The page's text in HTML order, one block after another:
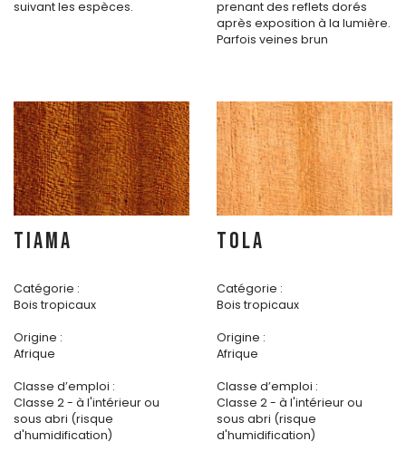
suivant les espèces.
prenant des reflets dorés
après exposition à la lumière.
Parfois veines brun
TIAMA
Catégorie :
Bois tropicaux
Origine :
Afrique
Classe d’emploi :
Classe 2 - à l'intérieur ou
sous abri (risque
d'humidification)
TOLA
Catégorie :
Bois tropicaux
Origine :
Afrique
Classe d’emploi :
Classe 2 - à l'intérieur ou
sous abri (risque
d'humidification)